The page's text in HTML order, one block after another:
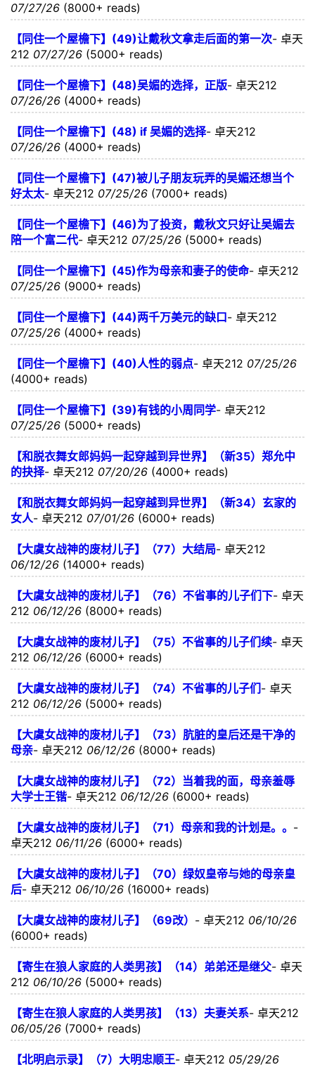
07/27/26 (8000+ reads)
【同住一个屋檐下】(49)让戴秋文拿走后面的第一次- 卓天
212 07/27/26 (5000+ reads)
【同住一个屋檐下】(48)吴媚的选择，正版- 卓天212
07/26/26 (4000+ reads)
【同住一个屋檐下】(48) if 吴媚的选择- 卓天212
07/26/26 (4000+ reads)
【同住一个屋檐下】(47)被儿子朋友玩弄的吴媚还想当个
好太太- 卓天212 07/25/26 (7000+ reads)
【同住一个屋檐下】(46)为了投资，戴秋文只好让吴媚去
陪一个富二代- 卓天212 07/25/26 (5000+ reads)
【同住一个屋檐下】(45)作为母亲和妻子的使命- 卓天212
07/25/26 (9000+ reads)
【同住一个屋檐下】(44)两千万美元的缺口- 卓天212
07/25/26 (4000+ reads)
【同住一个屋檐下】(40)人性的弱点- 卓天212 07/25/26
(4000+ reads)
【同住一个屋檐下】(39)有钱的小周同学- 卓天212
07/25/26 (5000+ reads)
【和脱衣舞女郎妈妈一起穿越到异世界】（新35）郑允中
的抉择- 卓天212 07/20/26 (4000+ reads)
【和脱衣舞女郎妈妈一起穿越到异世界】（新34）玄家的
女人- 卓天212 07/01/26 (6000+ reads)
【大虞女战神的废材儿子】（77）大结局- 卓天212
06/12/26 (14000+ reads)
【大虞女战神的废材儿子】（76）不省事的儿子们下- 卓天
212 06/12/26 (8000+ reads)
【大虞女战神的废材儿子】（75）不省事的儿子们续- 卓天
212 06/12/26 (6000+ reads)
【大虞女战神的废材儿子】（74）不省事的儿子们- 卓天
212 06/12/26 (5000+ reads)
【大虞女战神的废材儿子】（73）肮脏的皇后还是干净的
母亲- 卓天212 06/12/26 (8000+ reads)
【大虞女战神的废材儿子】（72）当着我的面，母亲羞辱
大学士王锴- 卓天212 06/12/26 (6000+ reads)
【大虞女战神的废材儿子】（71）母亲和我的计划是。。 -
卓天212 06/11/26 (6000+ reads)
【大虞女战神的废材儿子】（70）绿奴皇帝与她的母亲皇
后- 卓天212 06/10/26 (16000+ reads)
【大虞女战神的废材儿子】（69改） - 卓天212 06/10/26
(6000+ reads)
【寄生在狼人家庭的人类男孩】（14）弟弟还是继父- 卓天
212 06/10/26 (5000+ reads)
【寄生在狼人家庭的人类男孩】（13）夫妻关系- 卓天212
06/05/26 (7000+ reads)
【北明启示录】（7）大明忠顺王- 卓天212 05/29/26